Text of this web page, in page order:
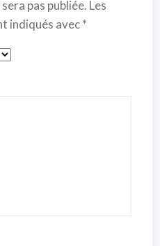
pas publiée. Les
indiqués avec*